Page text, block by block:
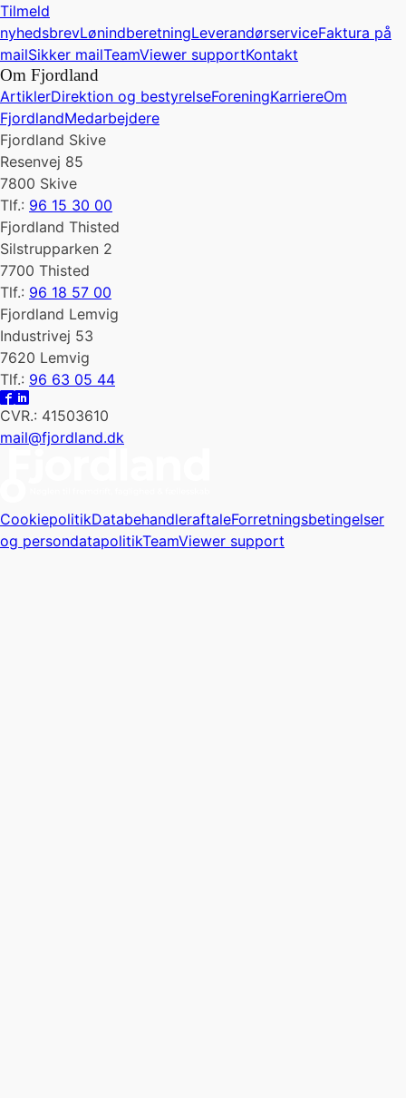
Tilmeld
nyhedsbrevLønindberetningLeverandørserviceFaktura på
mailSikker mailTeamViewer supportKontakt
Om Fjordland
ArtiklerDirektion og bestyrelseForeningKarriereOm
FjordlandMedarbejdere
Fjordland Skive
Resenvej 85
7800 Skive
Tlf.: 96 15 30 00
Fjordland Thisted
Silstrupparken 2
7700 Thisted
Tlf.: 96 18 57 00
Fjordland Lemvig
Industrivej 53
7620 Lemvig
Tlf.: 96 63 05 44
CVR.: 41503610
mail@fjordland.dk
CookiepolitikDatabehandleraftaleForretningsbetingelser
og persondatapolitikTeamViewer support